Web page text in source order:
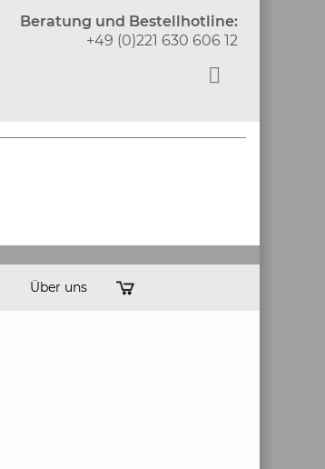
Beratung und Bestellhotline:
+49 (0)221 630 606 12
Über uns